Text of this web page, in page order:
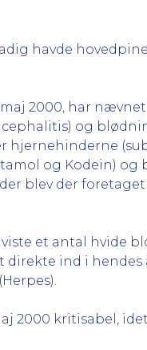
havde
2000, har
og
hjernehinderne
og Kodein) og
blev der
et antal hvide
direkte ind i hendes
2000 kritisabel,